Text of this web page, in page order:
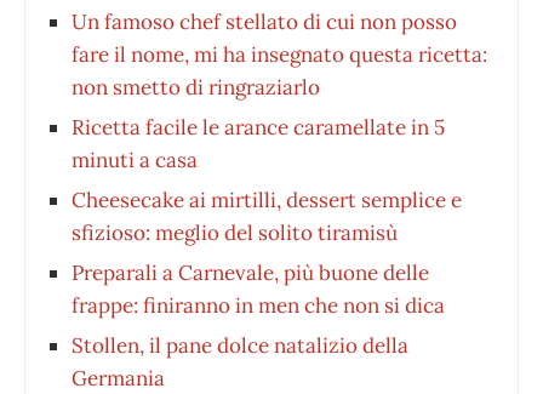
Un famoso chef stellato di cui non posso
fare il nome, mi ha insegnato questa ricetta:
non smetto di ringraziarlo
Ricetta facile le arance caramellate in 5
minuti a casa
Cheesecake ai mirtilli, dessert semplice e
sfizioso: meglio del solito tiramisù
Preparali a Carnevale, più buone delle
frappe: finiranno in men che non si dica
Stollen, il pane dolce natalizio della
Germania